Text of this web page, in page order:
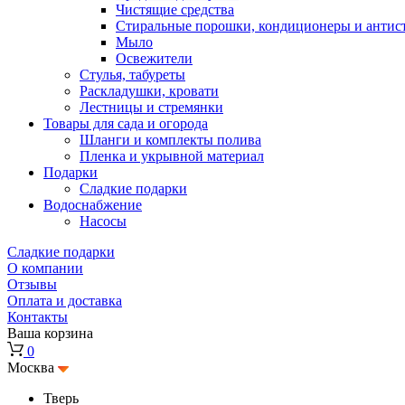
Чистящие средства
Стиральные порошки, кондиционеры и
Мыло
Освежители
Стулья, табуреты
Раскладушки, кровати
Лестницы и стремянки
Товары для сада и огорода
Шланги и комплекты полива
Пленка и укрывной материал
Подарки
Cладкие подарки
Водоснабжение
Насосы
Сладкие подарки
О компании
Отзывы
Оплата и доставка
Контакты
Ваша корзина
0
Москва
Тверь